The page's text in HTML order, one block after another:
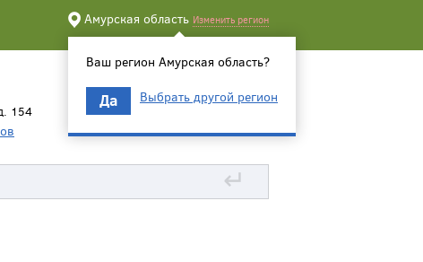
Амурская область Изменить регион
Ваш регион Амурская область?
Да Выбрать другой регион
154
↵